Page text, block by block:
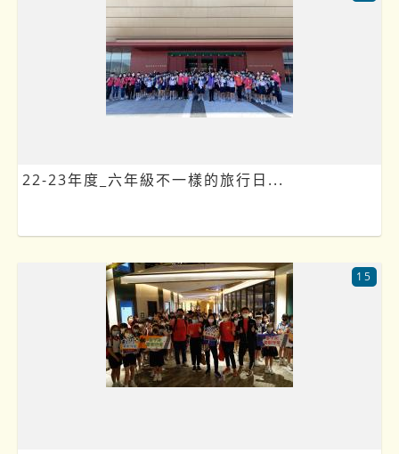
22-23年度_六年級不一樣的旅行日...
15